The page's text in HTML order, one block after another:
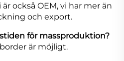
är också OEM, vi har mer än
och export.
för massproduktion?
är möjligt.